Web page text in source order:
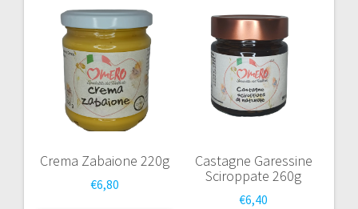
Crema Zabaione 220g
€6,80
Castagne Garessine
Sciroppate 260g
€6,40